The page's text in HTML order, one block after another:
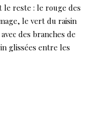
le reste : le rouge des
le vert du raisin
des branches de
glissées entre les